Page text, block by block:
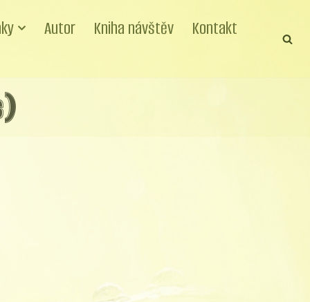
Autor Kniha návštěv Kontakt